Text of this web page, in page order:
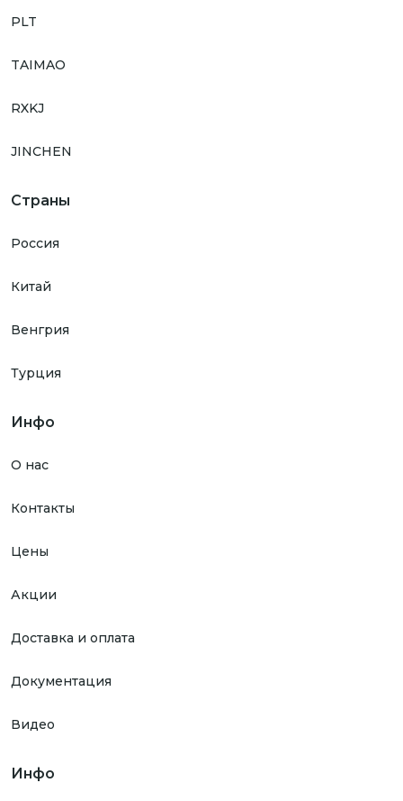
PLT
TAIMAO
RXKJ
JINCHEN
Страны
Россия
Китай
Венгрия
Турция
Инфо
О нас
Контакты
Цены
Акции
Доставка и оплата
Документация
Видео
Инфо